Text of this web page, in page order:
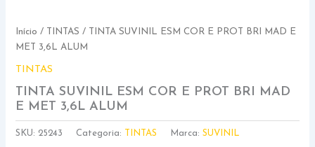
Início / TINTAS / TINTA SUVINIL ESM COR E PROT BRI MAD E
MET 3,6L ALUM
TINTAS
TINTA SUVINIL ESM COR E PROT BRI MAD
E MET 3,6L ALUM
SKU: 25243 Categoria: TINTAS Marca:SUVINIL